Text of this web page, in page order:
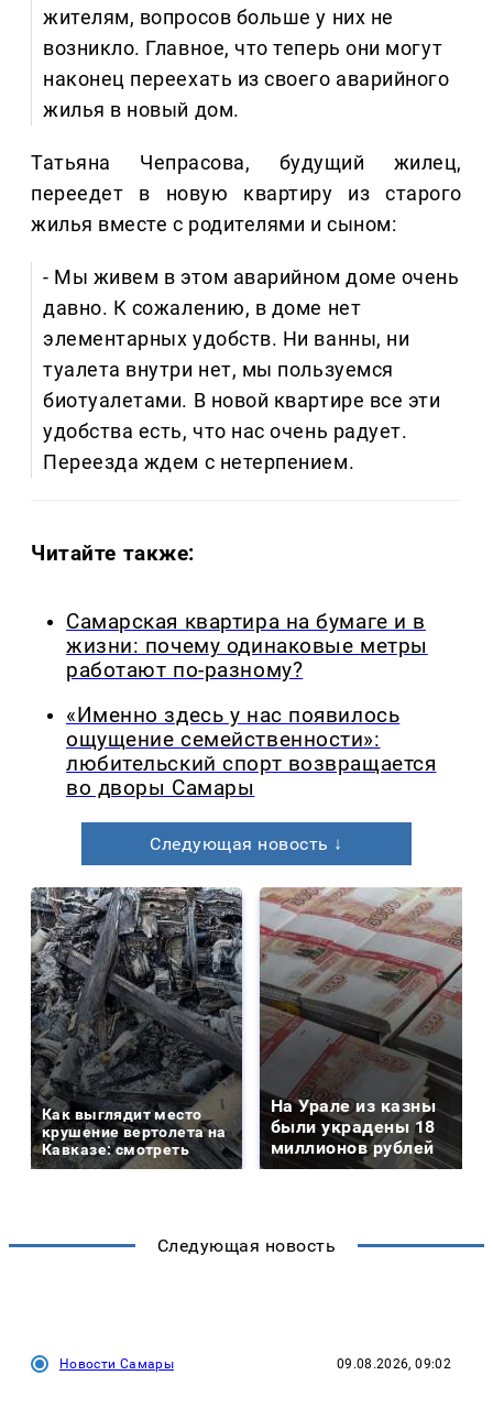
жителям, вопросов больше у них не
возникло. Главное, что теперь они могут
наконец переехать из своего аварийного
жилья в новый дом.
Татьяна Чепрасова, будущий жилец,
переедет в новую квартиру из старого
жилья вместе с родителями и сыном:
- Мы живем в этом аварийном доме очень
давно. К сожалению, в доме нет
элементарных удобств. Ни ванны, ни
туалета внутри нет, мы пользуемся
биотуалетами. В новой квартире все эти
удобства есть, что нас очень радует.
Переезда ждем с нетерпением.
Читайте также:
Самарская квартира на бумаге и в
жизни: почему одинаковые метры
работают по-разному?
«Именно здесь у нас появилось
ощущение семейственности»:
любительский спорт возвращается
во дворы Самары
Следующая новость ↓
Как выглядит место
крушение вертолета на
Кавказе: смотреть
На Урале из казны
были украдены 18
миллионов рублей
Следующая новость
Новости Самары 09.08.2026, 09:02